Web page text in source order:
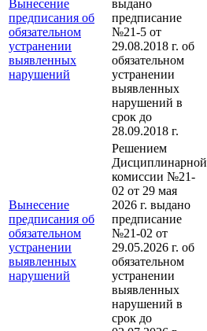
Вынесение
предписания об
обязательном
устранении
выявленных
нарушений
выдано
предписание
№21-5 от
29.08.2018 г. об
обязательном
устранении
выявленных
нарушений в
срок до
28.09.2018 г.
Вынесение
предписания об
обязательном
устранении
выявленных
нарушений
Решением
Дисциплинарной
комиссии №21-
02 от 29 мая
2026 г. выдано
предписание
№21-02 от
29.05.2026 г. об
обязательном
устранении
выявленных
нарушений в
срок до